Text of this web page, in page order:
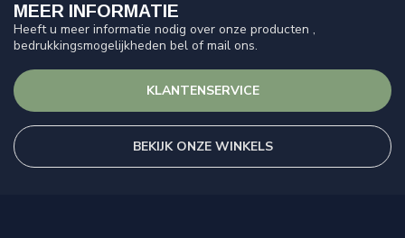
MEER INFORMATIE
Heeft u meer informatie nodig over onze producten ,
bedrukkingsmogelijkheden bel of mail ons.
KLANTENSERVICE
BEKIJK ONZE WINKELS